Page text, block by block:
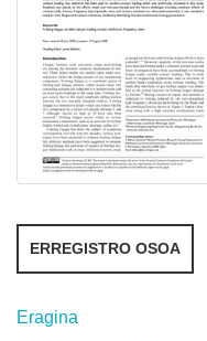
ERREGISTRO OSOA
Eragina